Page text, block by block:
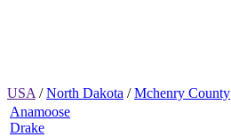
USA /North Dakota /Mchenry County
Anamoose
Drake